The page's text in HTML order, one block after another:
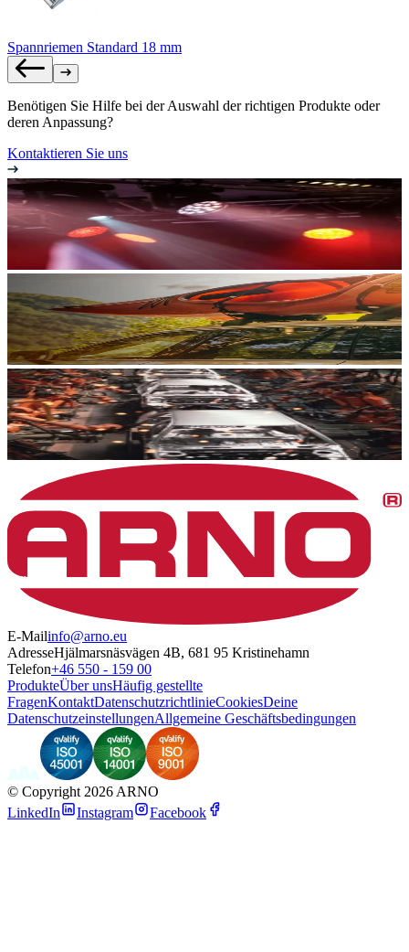
Spannriemen Standard 18 mm
Benötigen Sie Hilfe bei der Auswahl der richtigen Produkte oder
deren Anpassung?
Kontaktieren Sie uns
E-Mailinfo@arno.eu
AdresseHjälmarsnäsvägen 4B, 681 95 Kristinehamn
Telefon+46 550 - 159 00
ProdukteÜber unsHäufig gestellte
FragenKontaktDatenschutzrichtlinieCookiesDeine
DatenschutzeinstellungenAllgemeine Geschäftsbedingungen
© Copyright 2026 ARNO
LinkedIn
Instagram Facebook